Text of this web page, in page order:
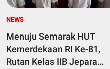
NEWS
Menuju Semarak HUT
Kemerdekaan RI Ke-81,
Rutan Kelas IIB Jepara